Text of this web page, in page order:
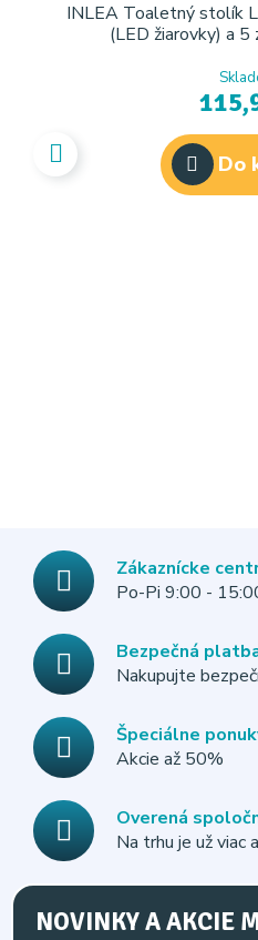
INLEA Toaletný stolík
(LED žiarovky) a
Do
Zákaznícke
Po-Pi 9:00 -
Bezpečná
Nakupujte
Špeciálne
Akcie až 50%
Overená
Na trhu je už viac
NOVINKY A AKCIE